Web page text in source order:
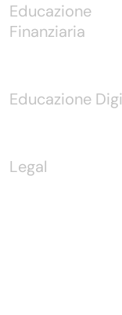
Educazione
Finanziaria
Educazione
Legal